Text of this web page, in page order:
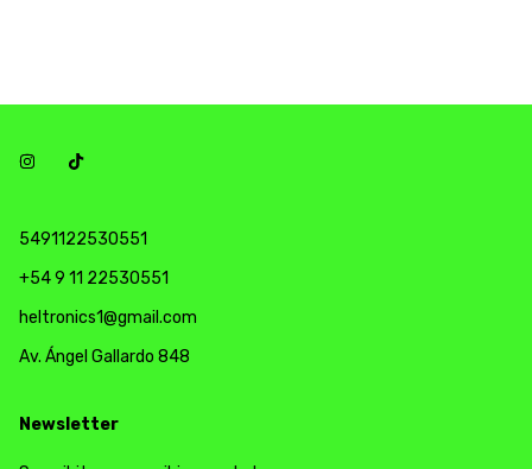
5491122530551
+54 9 11 22530551
heltronics1@gmail.com
Av. Ángel Gallardo 848
Newsletter